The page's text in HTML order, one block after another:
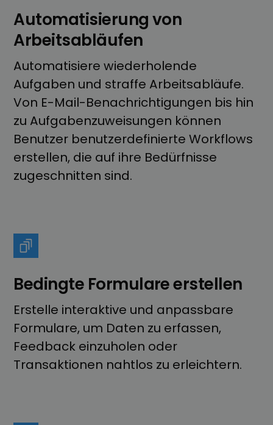
Automatisierung von
Arbeitsabläufen
Automatisiere wiederholende
Aufgaben und straffe Arbeitsabläufe.
Von E-Mail-Benachrichtigungen bis hin
zu Aufgabenzuweisungen können
Benutzer benutzerdefinierte Workflows
erstellen, die auf ihre Bedürfnisse
zugeschnitten sind.
Bedingte Formulare erstellen
Erstelle interaktive und anpassbare
Formulare, um Daten zu erfassen,
Feedback einzuholen oder
Transaktionen nahtlos zu erleichtern.